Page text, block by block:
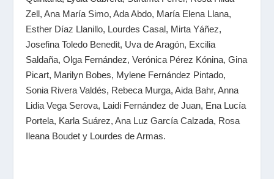
Zell, Ana María Simo, Ada Abdo, María Elena Llana,
Esther Díaz Llanillo, Lourdes Casal, Mirta Yáñez,
Josefina Toledo Benedit, Uva de Aragón, Excilia
Saldaña, Olga Fernández, Verónica Pérez Kónina, Gina
Picart, Marilyn Bobes, Mylene Fernández Pintado,
Sonia Rivera Valdés, Rebeca Murga, Aida Bahr, Anna
Lidia Vega Serova, Laidi Fernández de Juan, Ena Lucía
Portela, Karla Suárez, Ana Luz García Calzada, Rosa
Ileana Boudet y Lourdes de Armas.